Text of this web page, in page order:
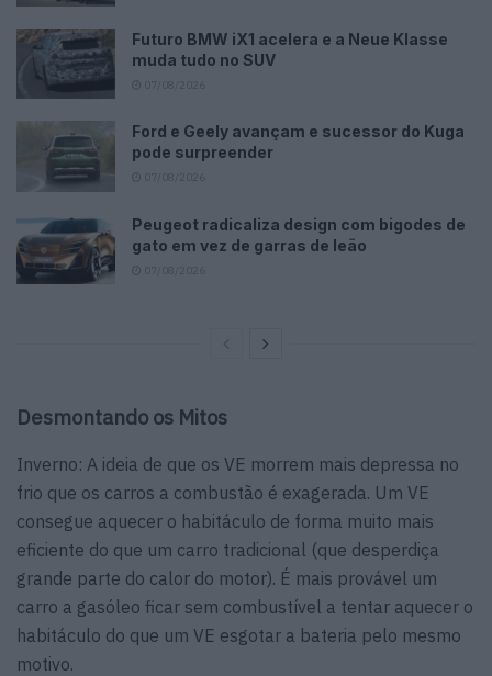
Futuro BMW iX1 acelera e a Neue Klasse
muda tudo no SUV
Ford e Geely avançam e sucessor do Kuga
pode surpreender
Peugeot radicaliza design com bigodes de
gato em vez de garras de leão
Desmontando os Mitos
Inverno: A ideia de que os VE morrem mais depressa no
frio que os carros a combustão é exagerada. Um VE
consegue aquecer o habitáculo de forma muito mais
eficiente do que um carro tradicional (que desperdiça
grande parte do calor do motor). É mais provável um
carro a gasóleo ficar sem combustível a tentar aquecer o
habitáculo do que um VE esgotar a bateria pelo mesmo
motivo.